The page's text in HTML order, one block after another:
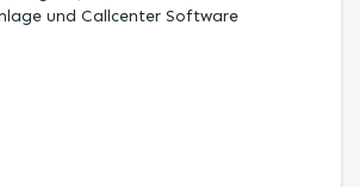
und Callcenter Software